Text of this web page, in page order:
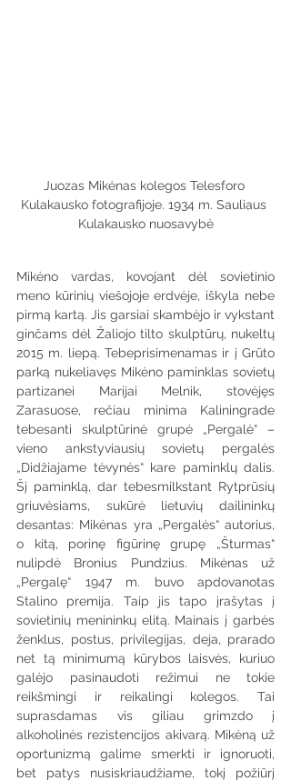
Juozas Mikėnas kolegos Telesforo
Kulakausko fotografijoje. 1934 m. Sauliaus
Kulakausko nuosavybė
Mikėno vardas, kovojant dėl sovietinio
meno kūrinių viešojoje erdvėje, iškyla nebe
pirmą kartą. Jis garsiai skambėjo ir vykstant
ginčams dėl Žaliojo tilto skulptūrų, nukeltų
2015 m. liepą. Tebeprisimenamas ir į Grūto
parką nukeliavęs Mikėno paminklas sovietų
partizanei Marijai Melnik, stovėjęs
Zarasuose, rečiau minima Kaliningrade
tebesanti skulptūrinė grupė „Pergalė“ –
vieno ankstyviausių sovietų pergalės
„Didžiajame tėvynės“ kare paminklų dalis.
Šį paminklą, dar tebesmilkstant Rytprūsių
griuvėsiams, sukūrė lietuvių dailininkų
desantas: Mikėnas yra „Pergalės“ autorius,
o kitą, porinę figūrinę grupę „Šturmas“
nulipdė Bronius Pundzius. Mikėnas už
„Pergalę“ 1947 m. buvo apdovanotas
Stalino premija. Taip jis tapo įrašytas į
sovietinių menininkų elitą. Mainais į garbės
ženklus, postus, privilegijas, deja, prarado
net tą minimumą kūrybos laisvės, kuriuo
galėjo pasinaudoti režimui ne tokie
reikšmingi ir reikalingi kolegos. Tai
suprasdamas vis giliau grimzdo į
alkoholinės rezistencijos akivarą. Mikėną už
oportunizmą galime smerkti ir ignoruoti,
bet patys nusiskriaudžiame, tokį požiūrį